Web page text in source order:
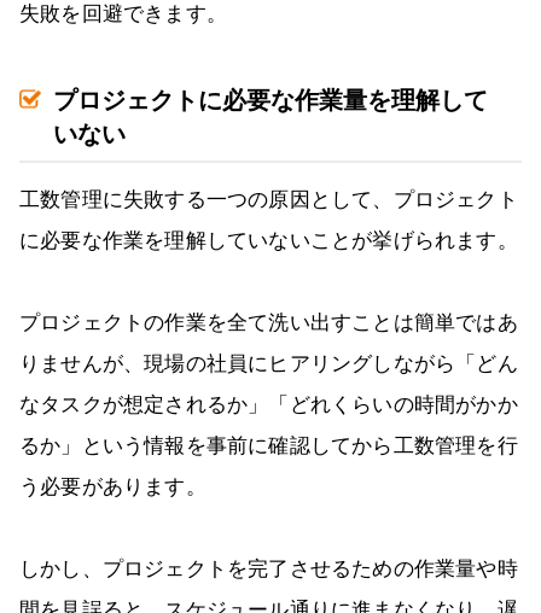
失敗を回避できます。
プロジェクトに必要な作業量を理解して
いない
工数管理に失敗する一つの原因として、プロジェクト
に必要な作業を理解していないことが挙げられます。
プロジェクトの作業を全て洗い出すことは簡単ではあ
りませんが、現場の社員にヒアリングしながら「どん
なタスクが想定されるか」「どれくらいの時間がかか
るか」という情報を事前に確認してから工数管理を行
う必要があります。
しかし、プロジェクトを完了させるための作業量や時